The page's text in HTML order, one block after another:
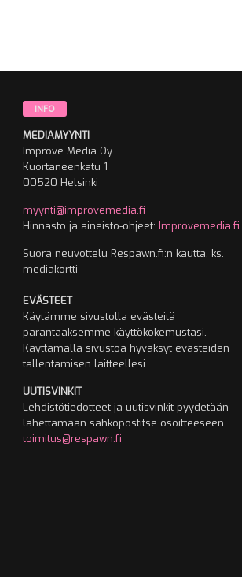
INFO
MEDIAMYYNTI
Improve Media Oy
Kuortaneenkatu 1
00520 Helsinki
myynti@improvemedia.fi
Hinnasto ja aineisto-ohjeet: Improvemedia.fi
Suora neuvottelu Respawn.fi:n kautta, ks.
mediakortti
EVÄSTEET
Käytämme sivustolla evästeitä
parantaaksemme käyttökokemustasi.
Käyttämällä sivustoa hyväksyt evästeiden
tallentamisen laitteellesi.
UUTISVINKIT
Lehdistötiedotteet ja uutisvinkit pyydetään
lähettämään sähköpostitse osoitteeseen
toimitus@respawn.fi